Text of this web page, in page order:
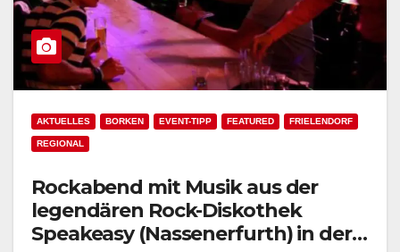
AKTUELLES BORKEN EVENT-TIPP FEATURED FRIELENDORF
REGIONAL
Rockabend mit Musik aus der
legendären Rock-Diskothek
Speakeasy (Nassenerfurth) in der